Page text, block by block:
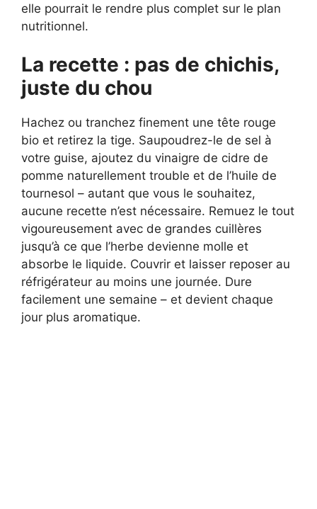
elle pourrait le rendre plus complet sur le plan
nutritionnel.
La recette : pas de chichis,
juste du chou
Hachez ou tranchez finement une tête rouge
bio et retirez la tige. Saupoudrez-le de sel à
votre guise, ajoutez du vinaigre de cidre de
pomme naturellement trouble et de l’huile de
tournesol – autant que vous le souhaitez,
aucune recette n’est nécessaire. Remuez le tout
vigoureusement avec de grandes cuillères
jusqu’à ce que l’herbe devienne molle et
absorbe le liquide. Couvrir et laisser reposer au
réfrigérateur au moins une journée. Dure
facilement une semaine – et devient chaque
jour plus aromatique.